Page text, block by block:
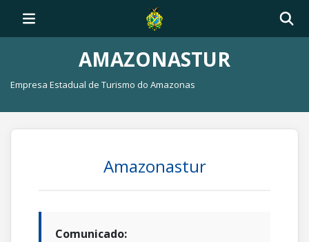
AMAZONASTUR
Empresa Estadual de Turismo do Amazonas
Amazonastur
Comunicado: